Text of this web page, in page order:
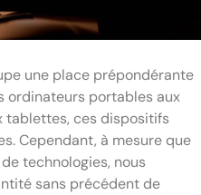
une place prépondérante
ordinateurs portables aux
tablettes, ces dispositifs
Cependant, à mesure que
technologies, nous
sans précédent de